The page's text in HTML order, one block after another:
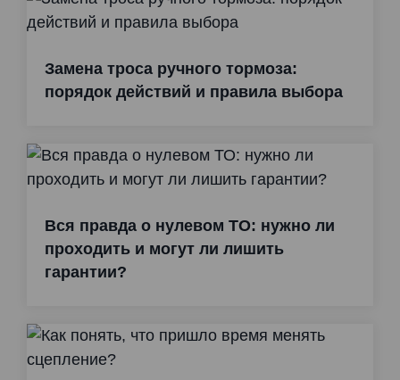
Замена троса ручного тормоза:
порядок действий и правила выбора
Вся правда о нулевом ТО: нужно ли
проходить и могут ли лишить
гарантии?